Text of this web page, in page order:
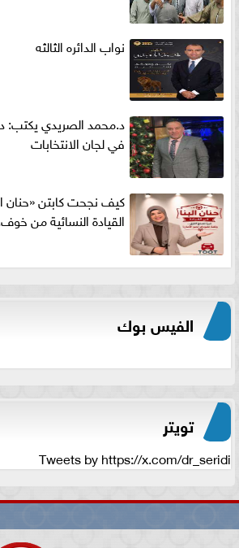
نواب الدائره الثالثه
د.محمد الصريدي يكتب:
في لجان الانتخابات
كيف نجحت كابتن «حنان
القيادة النسائية من
الفيس بوك
تويتر
Tweets by https://x.com/dr_seridi